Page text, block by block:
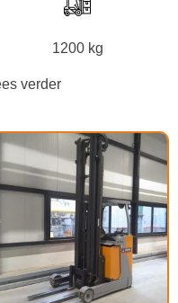
1200 kg
verder